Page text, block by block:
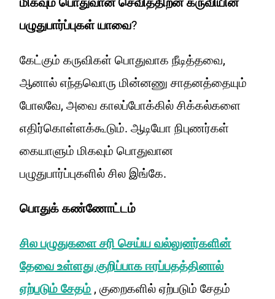
பழுதுபார்ப்புகள் யாவை?
கேட்கும் கருவிகள் பொதுவாக நீடித்தவை,
ஆனால் எந்தவொரு மின்னணு சாதனத்தையும்
போலவே, அவை காலப்போக்கில் சிக்கல்களை
எதிர்கொள்ளக்கூடும். ஆடியோ நிபுணர்கள்
கையாளும் மிகவும் பொதுவான
பழுதுபார்ப்புகளில் சில இங்கே.
பொதுக் கண்ணோட்டம்
சில பழுதுகளை சரி செய்ய வல்லுனர்களின்
தேவை உள்ளது குறிப்பாக ஈரப்பதத்தினால்
ஏற்படும் சேதம் , குறைகளில் ஏற்படும் சேதம்